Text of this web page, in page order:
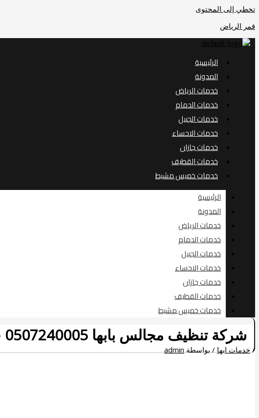
تخطي إلى المحتوى
قمر الرياض
الرئيسية
المدونة
خدمات الرياض
خدمات الدمام
خدمات الجبيل
خدمات الاحساء
خدمات جازان
خدمات القطيف
خدمات خميس مشيط
الرئيسية
المدونة
خدمات الرياض
خدمات الدمام
خدمات الجبيل
خدمات الاحساء
خدمات جازان
خدمات القطيف
خدمات خميس مشيط
شركة تنظيف مجالس بابها 0507240005 خصم حتى 25%
/خدمات ابها/ بواسطة admin